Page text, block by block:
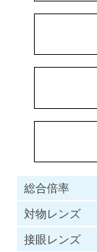
総合倍率
対物レンズ
接眼レンズ